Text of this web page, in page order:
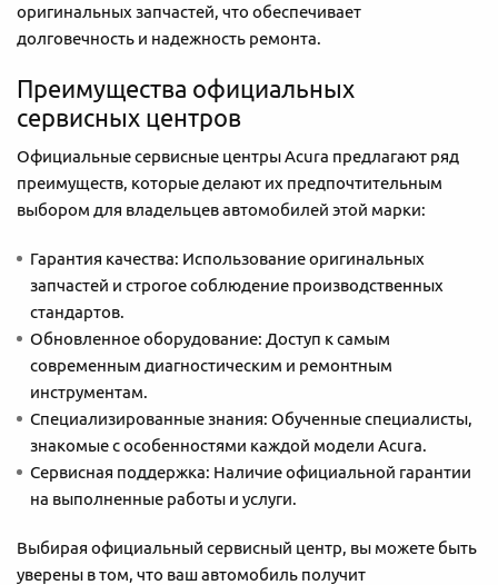
оригинальных запчастей, что обеспечивает
долговечность и надежность ремонта.
Преимущества официальных
сервисных центров
Официальные сервисные центры Acura предлагают ряд
преимуществ, которые делают их предпочтительным
выбором для владельцев автомобилей этой марки:
Гарантия качества: Использование оригинальных
запчастей и строгое соблюдение производственных
стандартов.
Обновленное оборудование: Доступ к самым
современным диагностическим и ремонтным
инструментам.
Специализированные знания: Обученные специалисты,
знакомые с особенностями каждой модели Acura.
Сервисная поддержка: Наличие официальной гарантии
на выполненные работы и услуги.
Выбирая официальный сервисный центр, вы можете быть
уверены в том, что ваш автомобиль получит